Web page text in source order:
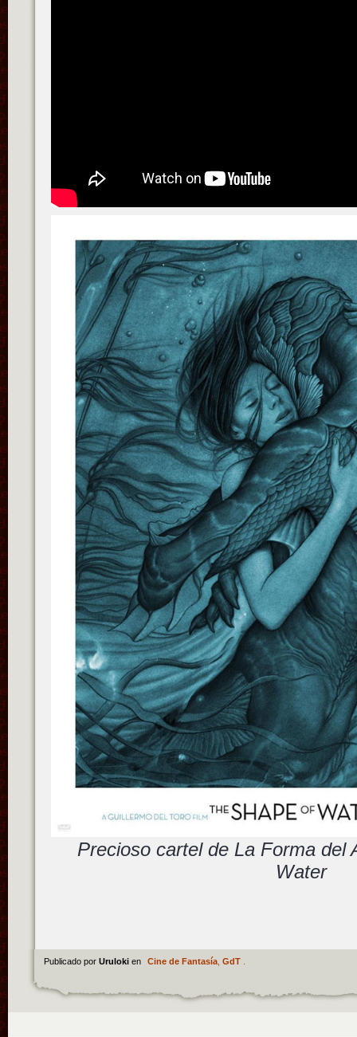
Precioso cartel de La Forma del
Water
Publicado por Uruloki en Cine de Fantasía, GdT.